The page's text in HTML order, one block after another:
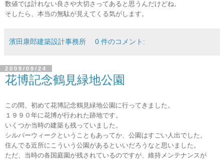
数値では計れない良さや大切さってあると思うんだけどね。
そしたら、本当の無駄が見えてくる気がします。
濱田康郎建築設計事務所 0 件のコメント:
2009/09/24
花博記念鶴見緑地公園
この間、初めて花博記念鶴見緑地公園に行ってきました。
１９９０年に花博が行われた跡地です。
いくつか当時の建築も残っていました。
シルバーウィークということもあってか、公園はすごい人出でした。
住んでる近所にこういう公園があるといいだろうなと思いました。
ただ、当時の各国庭園が残されているのですが、維持メンテナンスが